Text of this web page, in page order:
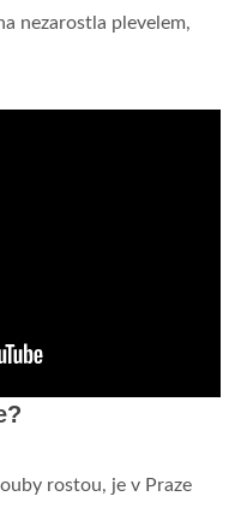
nezarostla plevelem,
rostou, je v Praze